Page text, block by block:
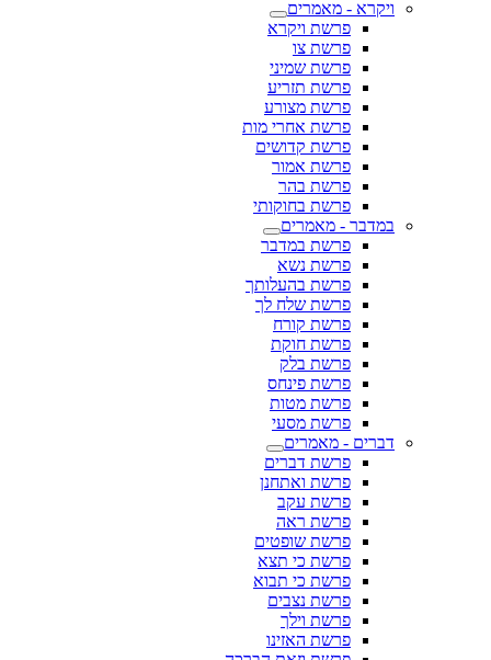
ויקרא - מאמרים
פרשת ויקרא
פרשת צו
פרשת שמיני
פרשת תזריע
פרשת מצורע
פרשת אחרי מות
פרשת קדושים
פרשת אמור
פרשת בהר
פרשת בחוקותי
במדבר - מאמרים
פרשת במדבר
פרשת נשא
פרשת בהעלותך
פרשת שלח לך
פרשת קורח
פרשת חוקת
פרשת בלק
פרשת פינחס
פרשת מטות
פרשת מסעי
דברים - מאמרים
פרשת דברים
פרשת ואתחנן
פרשת עקב
פרשת ראה
פרשת שופטים
פרשת כי תצא
פרשת כי תבוא
פרשת נצבים
פרשת וילך
פרשת האזינו